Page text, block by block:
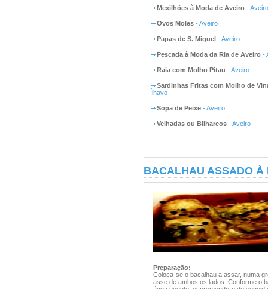
Mexilhões à Moda de Aveiro - Aveiro
Ovos Moles - Aveiro
Papas de S. Miguel - Aveiro
Pescada à Moda da Ria de Aveiro -
Raia com Molho Pitau - Aveiro
Sardinhas Fritas com Molho de
Ílhavo
Sopa de Peixe - Aveiro
Velhadas ou Bilharcos - Aveiro
BACALHAU ASSADO À
Preparação:
Coloca-se o bacalhau a assar, numa
asse de ambos os lados. Conforme o